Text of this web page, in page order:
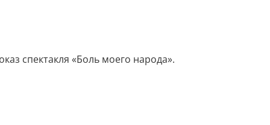
спектакля «Боль моего народа».